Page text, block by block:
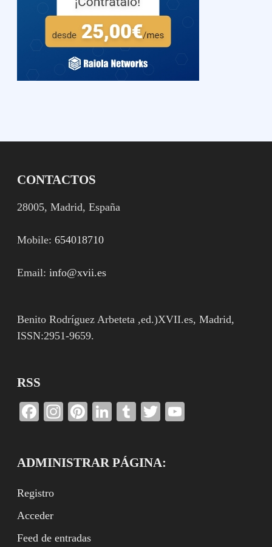
CONTACTOS
28005, Madrid, España
Mobile:654018710
Email:info@xvii.es
Benito Rodríguez Arbeteta ,ed.)XVII.es, Madrid,
ISSN:2951-9659.
RSS
Facebook
Instagram
Pinterest
LinkedIn
TumblrTwitter
ADMINISTRAR PÁGINA:
Registro
Acceder
Feed de entradas